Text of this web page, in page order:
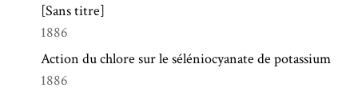
[Sans titre]
1886
Action du chlore sur le séléniocyanate de potassium
1886